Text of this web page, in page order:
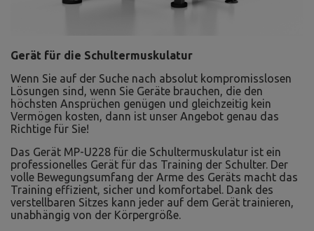
Gerät für die Schultermuskulatur
Wenn Sie auf der Suche nach absolut kompromisslosen
Lösungen sind, wenn Sie Geräte brauchen, die den
höchsten Ansprüchen genügen und gleichzeitig kein
Vermögen kosten, dann ist unser Angebot genau das
Richtige für Sie!
Das Gerät MP-U228 für die Schultermuskulatur ist ein
professionelles Gerät für das Training der Schulter. Der
volle Bewegungsumfang der Arme des Geräts macht das
Training effizient, sicher und komfortabel. Dank des
verstellbaren Sitzes kann jeder auf dem Gerät trainieren,
unabhängig von der Körpergröße.